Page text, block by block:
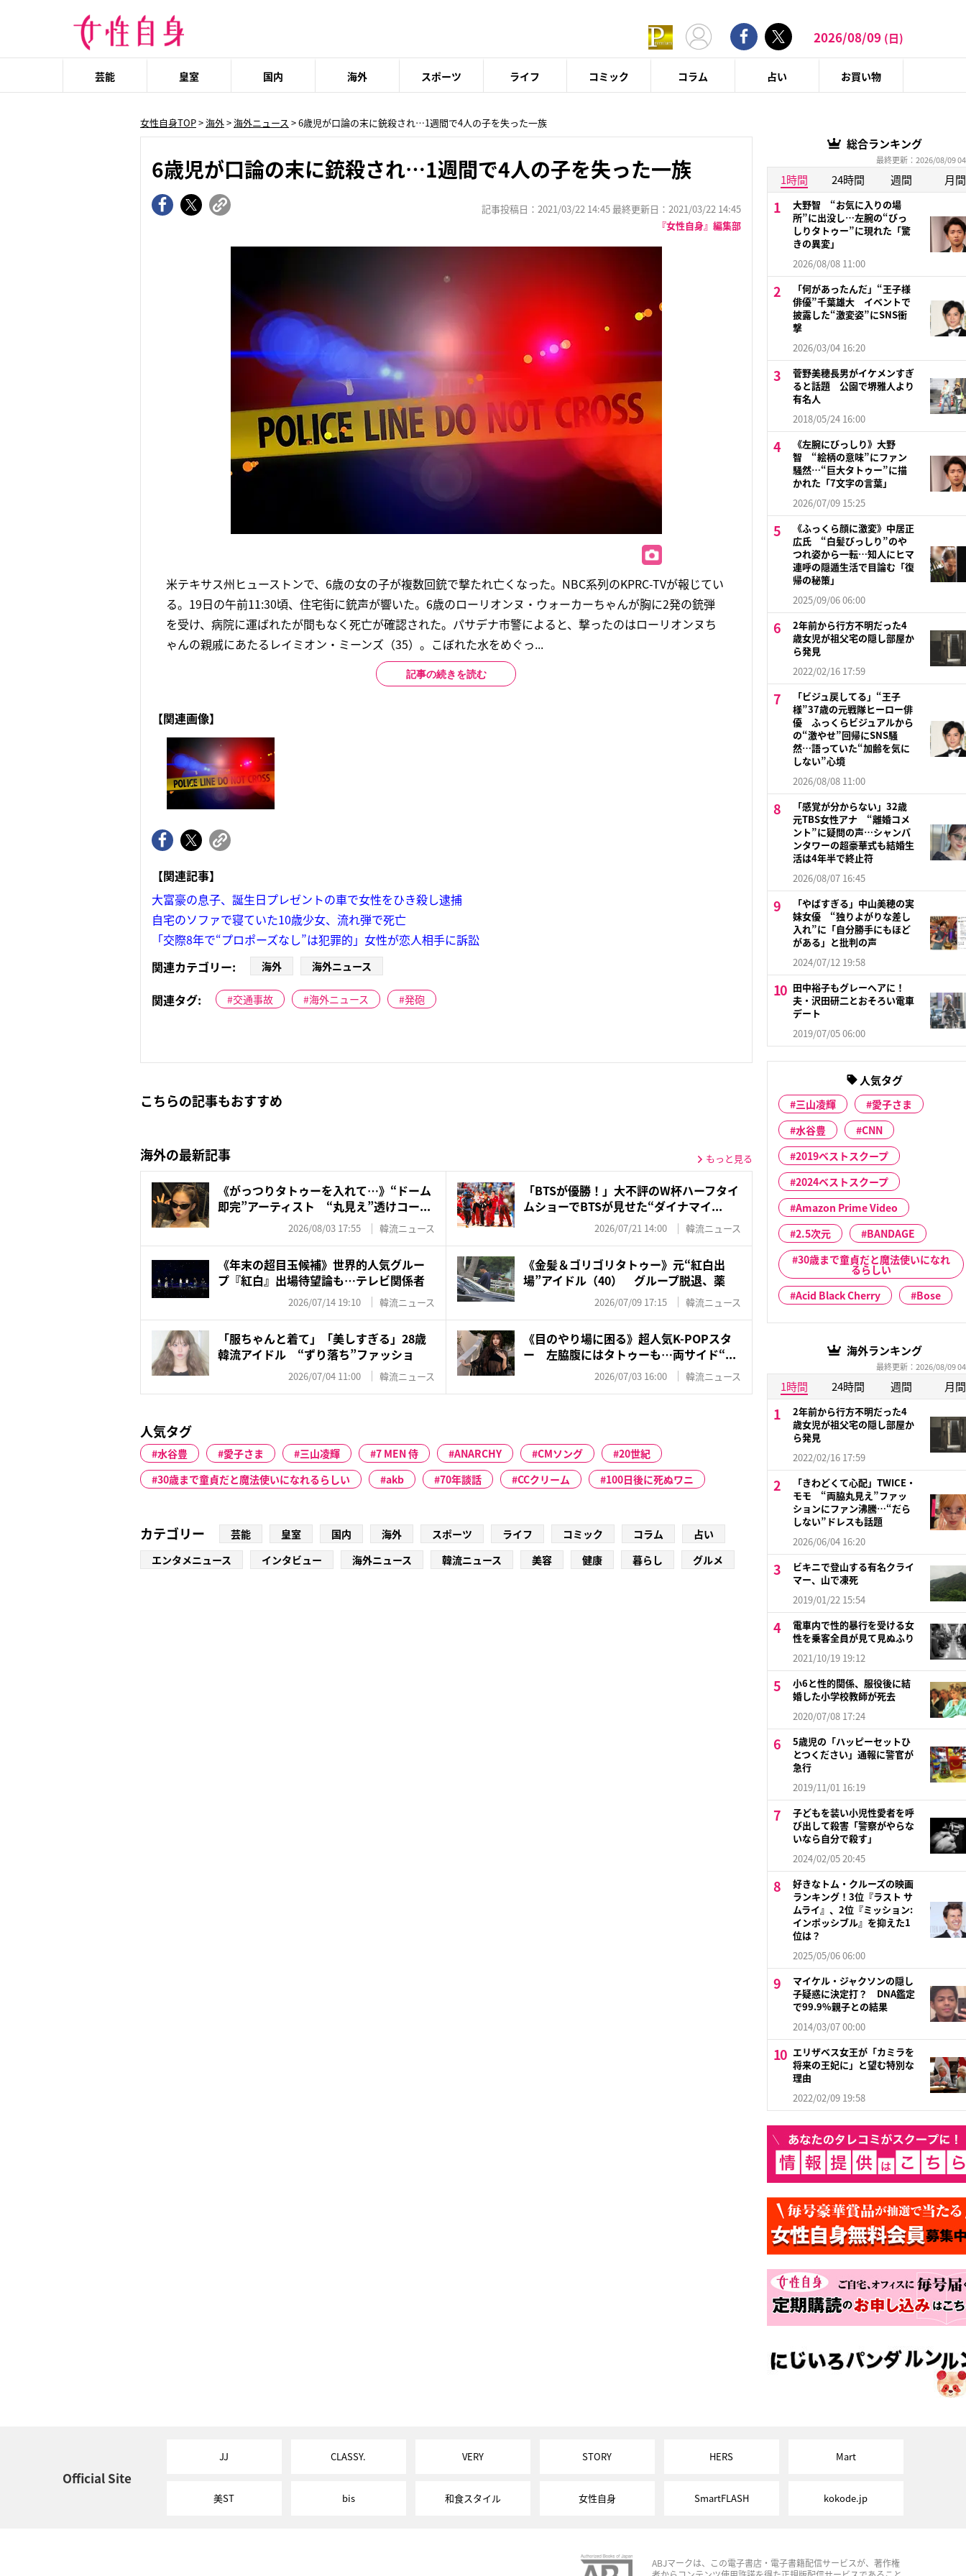
2026/08/09 (日)
芸能 皇室 国内 海外 スポーツ ライフ コミック コラム 占い お買い物
女性自身TOP>海外>海外ニュース > 6歳児が口論の末に銃殺され…1週間で4人の子を失った一族
6歳児が口論の末に銃殺され…1週間で4人の子を失った一族
記事投稿日：2021/03/22 14:45 最終更新日：2021/03/22 14:45
『女性自身』編集部
米テキサス州ヒューストンで、6歳の女の子が複数回銃で撃たれ亡くなった。NBC系列のKPRC-TVが報じてい
る。19日の午前11:30頃、住宅街に銃声が響いた。6歳のローリオンヌ・ウォーカーちゃんが胸に2発の銃弾
を受け、病院に運ばれたが間もなく死亡が確認された。パサデナ市警によると、撃ったのはローリオンヌち
ゃんの親戚にあたるレイミオン・ミーンズ（35）。こぼれた水をめぐっ...
記事の続きを読む
【関連画像】
【関連記事】
大富豪の息子、誕生日プレゼントの車で女性をひき殺し逮捕
自宅のソファで寝ていた10歳少女、流れ弾で死亡
「交際8年で“プロポーズなし”は犯罪的」女性が恋人相手に訴訟
関連カテゴリー:
海外 海外ニュース
関連タグ: 交通事故 海外ニュース 発砲
こちらの記事もおすすめ
海外の最新記事 もっと見る
《がっつりタトゥーを入れて…》“ドーム
即完”アーティスト “丸見え”透けコー...
2026/08/03 17:55 韓流ニュース
「BTSが優勝！」大不評のW杯ハーフタイ
ムショーでBTSが見せた“ダイナマイ...
2026/07/21 14:00 韓流ニュース
《年末の超目玉候補》世界的人気グルー
プ『紅白』出場待望論も…テレビ関係者
2026/07/14 19:10 韓流ニュース
《金髪＆ゴリゴリタトゥー》元“紅白出
場”アイドル（40） グループ脱退、薬
2026/07/09 17:15 韓流ニュース
「服ちゃんと着て」「美しすぎる」28歳
韓流アイドル “ずり落ち”ファッショ
2026/07/04 11:00 韓流ニュース
《目のやり場に困る》超人気K-POPスタ
ー 左脇腹にはタトゥーも…両サイド“...
2026/07/03 16:00 韓流ニュース
人気タグ
水谷豊 愛子さま 三山凌輝 7 MEN 侍 ANARCHY CMソング
20世紀
30歳まで童貞だと魔法使いになれるらしい
akb 70年談話 CCクリーム 100日後に死ぬワニ
カテゴリー 芸能 皇室 国内 海外 スポーツ ライフ コミック コラム
占い
エンタメニュース
インタビュー 海外ニュース 韓流ニュース 美容 健康 暮らし グルメ
総合ランキング
最終更新：2026/08/09
1時間 24時間 週間 月間
大野智 “お気に入りの場
所”に出没し…左腕の“びっ
しりタトゥー”に現れた「驚
きの異変」
2026/08/08 11:00
「何があったんだ」“王子様
俳優”千葉雄大 イベントで
披露した“激変姿”にSNS衝
撃
2026/03/04 16:20
菅野美穂長男がイケメンすぎ
ると話題 公園で堺雅人より
有名人
2018/05/24 16:00
《左腕にびっしり》大野
智 “絵柄の意味”にファン
騒然…“巨大タトゥー”に描
かれた「7文字の言葉」
2026/07/09 15:25
《ふっくら顔に激変》中居正
広氏 “白髪びっしり”のや
つれ姿から一転…知人にヒマ
連呼の隠遁生活で目論む「復
帰の秘策」
2025/09/06 06:00
2年前から行方不明だった4
歳女児が祖父宅の隠し部屋か
ら発見
2022/02/16 17:59
「ビジュ戻してる」“王子
様”37歳の元戦隊ヒーロー俳
優 ふっくらビジュアルから
の“激やせ”回帰にSNS騒
然…語っていた“加齢を気に
しない”心境
2026/08/08 11:00
「感覚が分からない」32歳
元TBS女性アナ “離婚コメ
ント”に疑問の声…シャンパ
ンタワーの超豪華式も結婚生
活は4年半で終止符
2026/08/07 16:45
「やばすぎる」中山美穂の実
妹女優 “独りよがりな差し
入れ”に「自分勝手にもほど
がある」と批判の声
2024/07/12 19:58
田中裕子もグレーヘアに！
夫・沢田研二とおそろい電車
デート
2019/07/05 06:00
人気タグ
三山凌輝
愛子さま
水谷豊
CNN
2019ベストスクープ
2024ベストスクープ
Amazon Prime Video
2.5次元
BANDAGE
30歳まで童貞だと魔法使いになれ
るらしい
Acid Black Cherry
Bose
海外ランキング
最終更新：2026/08/09
1時間 24時間 週間 月間
2年前から行方不明だった4
歳女児が祖父宅の隠し部屋か
ら発見
2022/02/16 17:59
「きわどくて心配」TWICE・
モモ “両脇丸見え”ファッ
ションにファン沸騰…“だら
しない”ドレスも話題
2026/06/04 16:20
ビキニで登山する有名クライ
マー、山で凍死
2019/01/22 15:54
電車内で性的暴行を受ける女
性を乗客全員が見て見ぬふり
2021/10/19 19:12
小6と性的関係、服役後に結
婚した小学校教師が死去
2020/07/08 17:24
5歳児の「ハッピーセットひ
とつください」通報に警官が
急行
2019/11/01 16:19
子どもを装い小児性愛者を呼
び出して殺害「警察がやらな
いなら自分で殺す」
2024/02/05 20:45
好きなトム・クルーズの映画
ランキング！3位『ラスト サ
ムライ』、2位『ミッション:
インポッシブル』を抑えた1
位は？
2025/05/06 06:00
マイケル・ジャクソンの隠し
子疑惑に決定打？ DNA鑑定
で99.9%親子との結果
2014/03/07 00:00
エリザベス女王が「カミラを
将来の王妃に」と望む特別な
理由
2022/02/09 19:58
Official Site
JJ CLASSY. VERY STORY HERS Mart
美ST bis 和食スタイル 女性自身 SmartFLASH kokode.jp
ABJマークは、この電子書店・電子書籍配信サービスが、著作権